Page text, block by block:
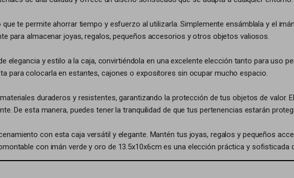
te permite ahorrar tiempo y esfuerzo al utilizarla. Simplemente ensámblala y el
para almacenar joyas, regalos, pequeños accesorios y otros objetos valiosos.
elegancia y estilo a la caja, convirtiéndola en una excelente elección tanto para uso
para colocarla en estantes, cajones o expositores sin ocupar mucho espacio.
duraderos y resistentes, garantizando la protección de tus objetos de valor.
De esta manera, puedes tener la tranquilidad de que tus pertenencias estarán
con esta caja versátil y elegante. Mantén tus joyas, regalos y pequeños
con imán verde y oro de 13.5x10x6cm es una elección práctica y sofisticada